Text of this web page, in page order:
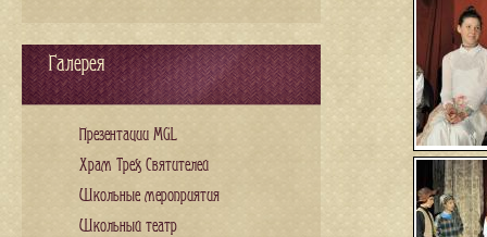
Галерея
Презентации MGL
Храм Трех Святителей
Школьные мероприятия
Школьный театр